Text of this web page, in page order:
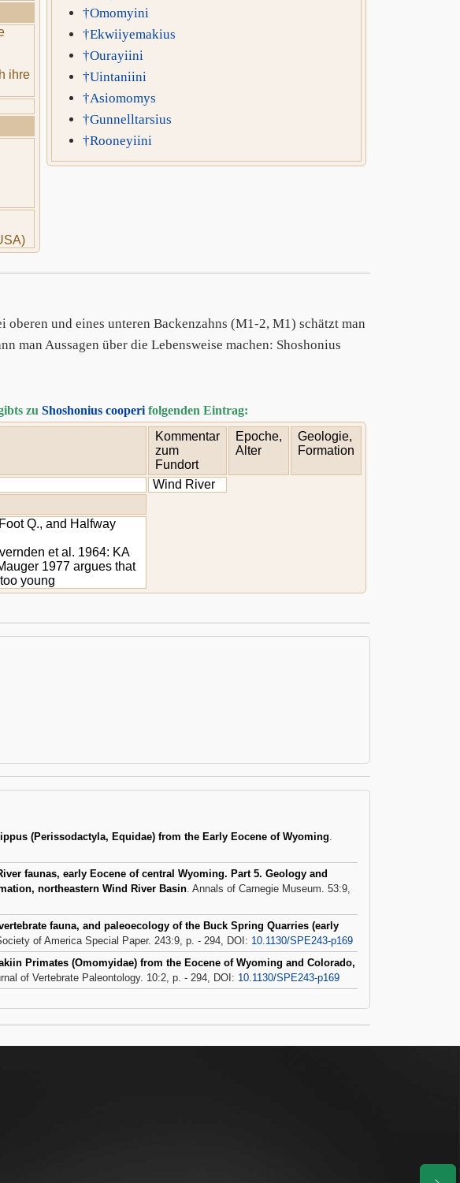
ihre
†Omomyini
†Ekwiiyemakius
†Ourayiini
†Uintaniini
†Asiomomys
†Gunnelltarsius
†Rooneyiini
und eines unteren Backenzahns (M1-2, M1) schätzt man
man Aussagen über die Lebensweise machen: Shoshonius
zu Shoshonius cooperi folgenden Eintrag:
Kommentar
zum
Fundort
Epoche,
Alter
Geologie,
Formation
Wind River
Q., and Halfway
et al. 1964: KA
1977 argues that
young
(Perissodactyla, Equidae) from the Early Eocene of Wyoming.
faunas, early Eocene of central Wyoming. Part 5. Geology and
northeastern Wind River Basin. Annals of Carnegie Museum. 53:9,
fauna, and paleoecology of the Buck Spring Quarries (early
of America Special Paper. 243:9, p. - 294, DOI: 10.1130/SPE243-p169
Primates (Omomyidae) from the Eocene of Wyoming and Colorado,
of Vertebrate Paleontology. 10:2, p. - 294, DOI: 10.1130/SPE243-p169